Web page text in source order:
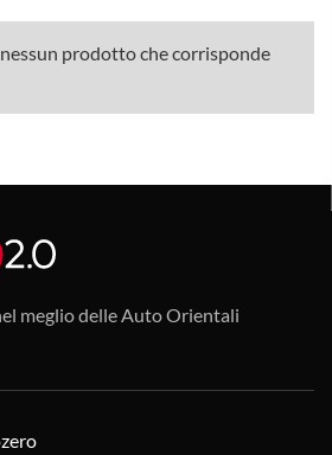
prodotto che corrisponde
meglio delle Auto Orientali